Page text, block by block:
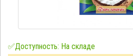
✅Доступность: На складе